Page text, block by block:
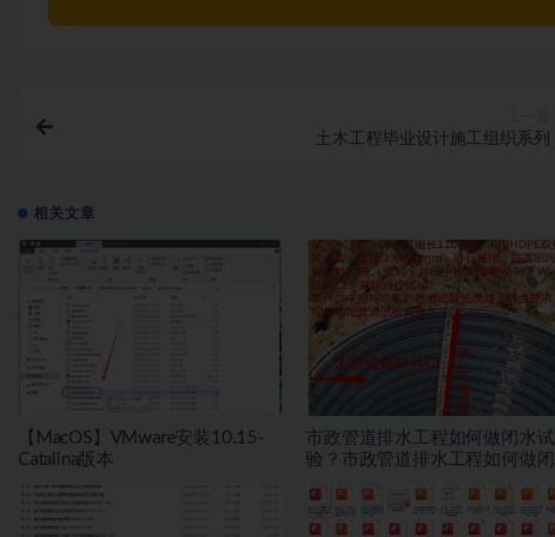
土木工程毕业设计施工组织系列
相关文章
【MacOS】VMware安装10.15-
Catalina版本
市政管道排水工程如何做闭水试
验？市政管道排水工程如何做闭